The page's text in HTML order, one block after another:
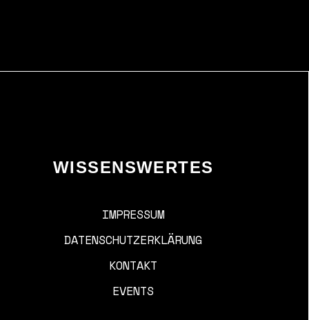
WISSENSWERTES
IMPRESSUM
DATENSCHUTZERKLÄRUNG
KONTAKT
EVENTS